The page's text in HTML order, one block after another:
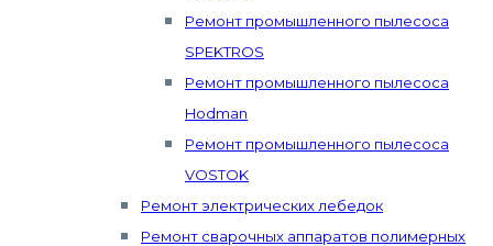
Ремонт промышленного пылесоса
SPEKTROS
Ремонт промышленного пылесоса
Hodman
Ремонт промышленного пылесоса
VOSTOK
Ремонт электрических лебедок
Ремонт сварочных аппаратов полимерных